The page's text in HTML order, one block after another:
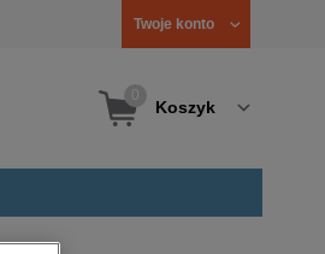
Twoje konto
Koszyk